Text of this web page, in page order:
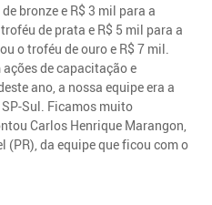
bronze e R$ 3 mil para a
de prata e R$ 5 mil para a
o troféu de ouro e R$ 7 mil.
de capacitação e
ano, a nossa equipe era a
Sul. Ficamos muito
Carlos Henrique Marangon,
(PR), da equipe que ficou com o